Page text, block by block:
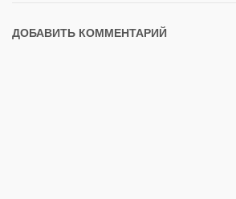
ДОБАВИТЬ КОММЕНТАРИЙ